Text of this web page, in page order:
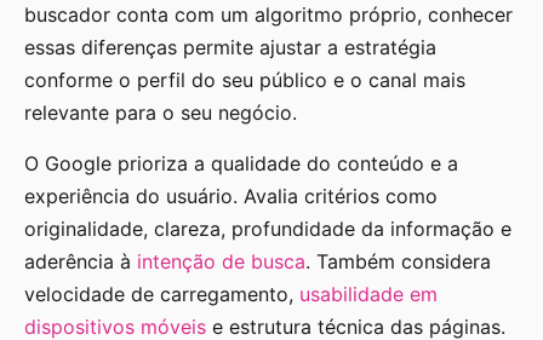
buscador conta com um algoritmo próprio, conhecer
essas diferenças permite ajustar a estratégia
conforme o perfil do seu público e o canal mais
relevante para o seu negócio.
O Google prioriza a qualidade do conteúdo e a
experiência do usuário. Avalia critérios como
originalidade, clareza, profundidade da informação e
aderência à intenção de busca. Também considera
velocidade de carregamento, usabilidade em
dispositivos móveis e estrutura técnica das páginas.